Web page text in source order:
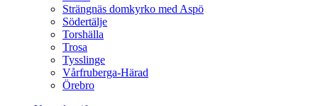
Strängnäs domkyrko med Aspö
Södertälje
Torshälla
Trosa
Tysslinge
Vårfruberga-Härad
Örebro